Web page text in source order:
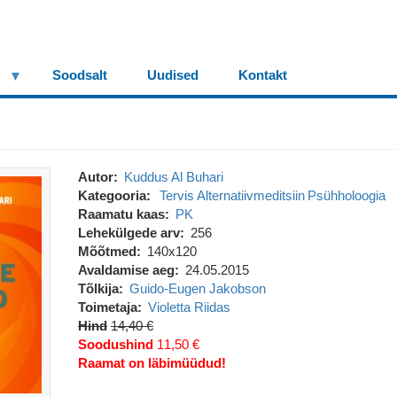
Soodsalt Uudised Kontakt
Autor
Kuddus Al Buhari
Kategooria
Tervis Alternatiivmeditsiin Psühholoogia
Raamatu kaas
PK
Lehekülgede arv
256
Mõõtmed
140x120
Avaldamise aeg
24.05.2015
Tõlkija
Guido-Eugen Jakobson
Toimetaja
Violetta Riidas
Hind 14,40 €
Soodushind 11,50 €
Raamat on läbimüüdud!